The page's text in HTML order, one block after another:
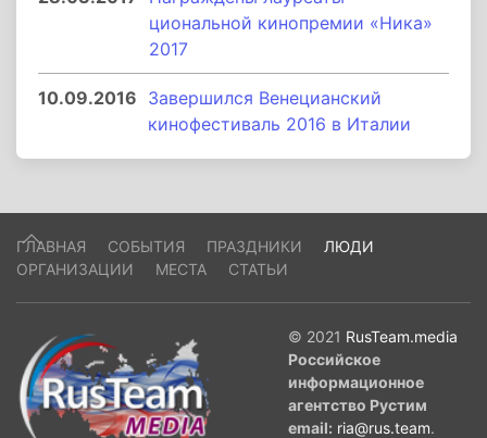
циональной кинопремии «Ника»
2017
10.09.2016 Завершился Венецианский
кинофестиваль 2016 в Италии
ГЛАВНАЯ СОБЫТИЯ ПРАЗДНИКИ
ЛЮДИ
ОРГАНИЗАЦИИ
МЕСТА СТАТЬИ
© 2021 RusTeam.media
Российское
информационное
агентство Рустим
email: ria@rus.team.